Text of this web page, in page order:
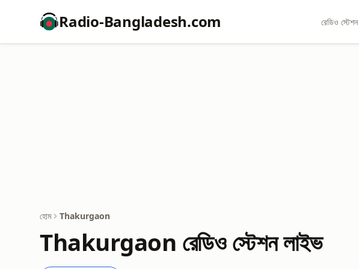
Radio-Bangladesh.com রেডিও স্টেশন
হোম Thakurgaon
Thakurgaon রেডিও স্টেশন লাইভ